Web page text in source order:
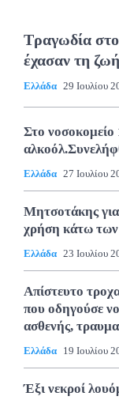
Τραγωδία
έχασαν τη
Ελλάδα 29 Ιουλίου
Στο
Ελλάδα 27 Ιουλίου
Μητσοτάκης για
χρήση κάτω των
Ελλάδα 23 Ιουλίου
Απίστευτο
που οδηγούσε
ασθενής,
Ελλάδα 19 Ιουλίου
Έξι νεκροί